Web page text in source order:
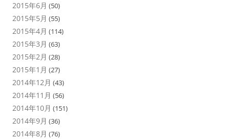
2015年6月 (50)
2015年5月 (55)
2015年4月 (114)
2015年3月 (63)
2015年2月 (28)
2015年1月 (27)
2014年12月 (43)
2014年11月 (56)
2014年10月 (151)
2014年9月 (36)
2014年8月 (76)